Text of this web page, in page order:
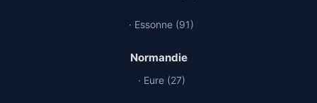
· Essonne (91)
Normandie
· Eure (27)